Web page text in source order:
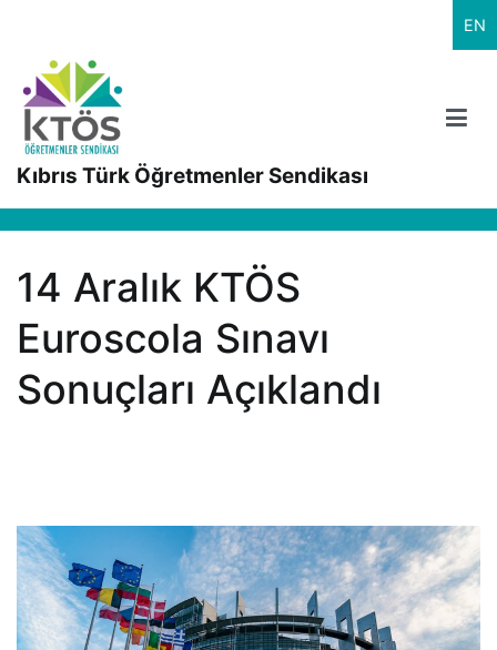
EN
Kıbrıs Türk Öğretmenler Sendikası
14 Aralık KTÖS
Euroscola Sınavı
Sonuçları Açıklandı